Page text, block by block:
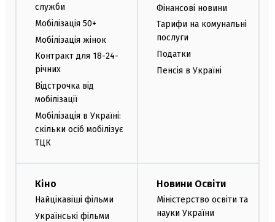
служби
Мобілізація 50+
Мобілізація жінок
Контракт для 18-24-
річних
Відстрочка від
мобілізації
Мобілізація в Україні:
скільки осіб мобілізує
ТЦК
Фінансові новини
Тарифи на комунальні
послуги
Податки
Пенсія в Україні
Кіно
Найцікавіші фільми
Українські фільми
Новини Освіти
Міністерство освіти та
науки України